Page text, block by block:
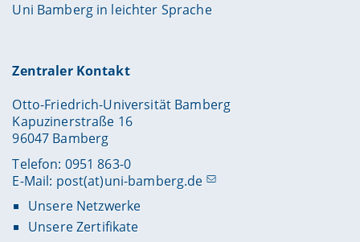
Uni Bamberg in leichter Sprache
Zentraler Kontakt
Otto-Friedrich-Universität Bamberg
Kapuzinerstraße 16
96047 Bamberg
Telefon: 0951 863-0
E-Mail: post(at)uni-bamberg.de
Unsere Netzwerke
Unsere Zertifikate